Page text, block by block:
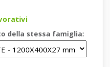
della stessa famiglia: